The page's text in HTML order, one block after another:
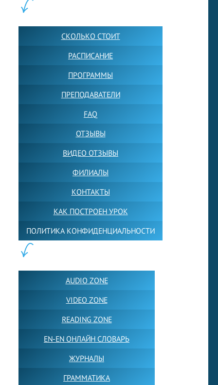
СКОЛЬКО СТОИТ
РАСПИСАНИЕ
ПРОГРАММЫ
ПРЕПОДАВАТЕЛИ
FAQ
ОТЗЫВЫ
ВИДЕО ОТЗЫВЫ
ФИЛИАЛЫ
КОНТАКТЫ
КАК ПОСТРОЕН УРОК
ПОЛИТИКА КОНФИДЕНЦИАЛЬНОСТИ
AUDIO ZONE
VIDEO ZONE
READING ZONE
EN-EN ОНЛАЙН СЛОВАРЬ
ЖУРНАЛЫ
ГРАММАТИКА